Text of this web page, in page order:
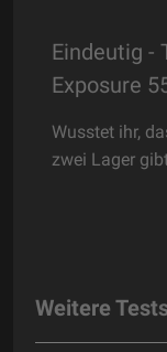
Eindeutig -
Exposure
Wusstet ihr,
zwei Lager
Weitere